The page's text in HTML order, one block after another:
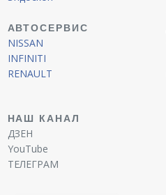
АВТОСЕРВИС
NISSAN
INFINITI
RENAULT
НАШ КАНАЛ
ДЗЕН
YouTube
ТЕЛЕГРАМ